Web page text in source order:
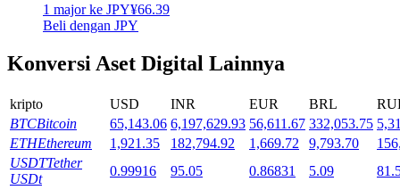
Launchpool
Staking fleksibel untuk mendapatkan token populer
1 major ke JPY¥66.39
Beli dengan JPY
Konversi Aset Digital Lainnya
kripto USD INR EUR BRL
BTCBitcoin 65,143.06 6,197,629.93 56,611.67 332,053.75
ETHEthereum 1,921.35 182,794.92 1,669.72 9,793.70
USDTTether
USDt
0.99916 95.05 0.86831 5.09